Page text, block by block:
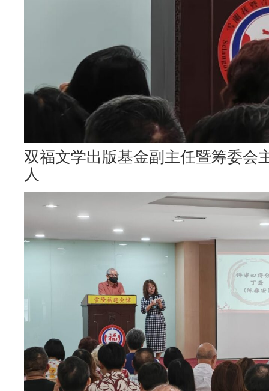
双福文学出版基金副主任暨筹委会
人